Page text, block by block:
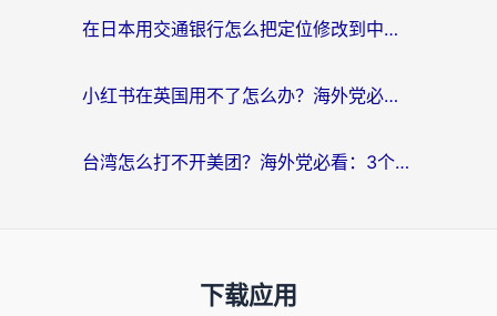
在日本用交通银行怎么把定位修改到中国国内？海外党必备实用指南（附追剧支付社交全解）
小红书在英国用不了怎么办？海外党必看的回国加速解决方案
台湾怎么打不开美团？海外党必看：3个实用技巧解决国内App地区限制难题
下载应用